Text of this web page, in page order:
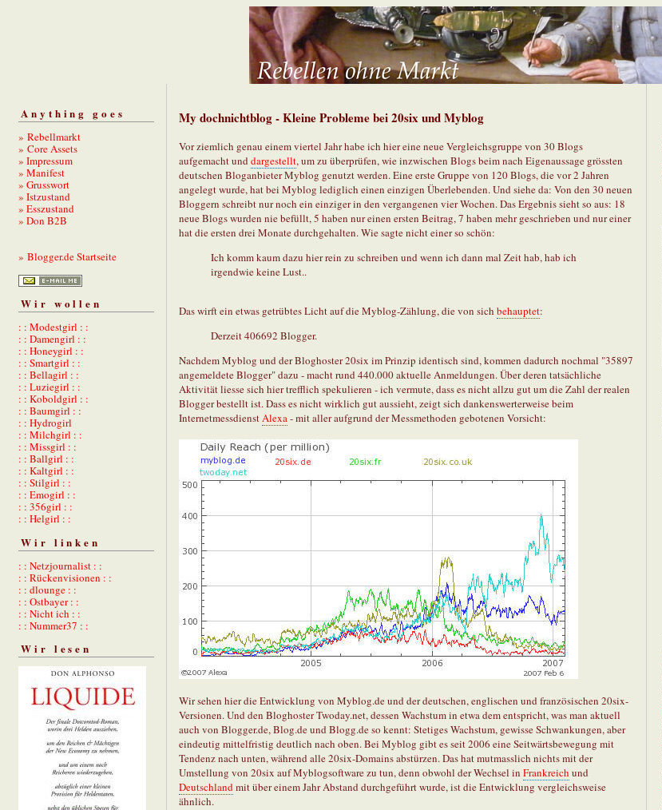
Anything goes
» Rebellmarkt
» Core Assets
» Impressum
» Manifest
» Grusswort
» Istzustand
» Esszustand
» Don B2B
» Blogger.de Startseite
Wir wollen
: : Modestgirl : :
: : Damengirl : :
: : Honeygirl : :
: : Smartgirl : :
: : Bellagirl : :
: : Luziegirl : :
: : Koboldgirl : :
: : Baumgirl : :
: : Hydrogirl
: : Milchgirl : :
: : Missgirl : :
: : Ballgirl : :
: : Kaltgirl : :
: : Stilgirl : :
: : Emogirl : :
: : 356girl : :
: : Helgirl : :
Wir linken
: : Netzjournalist : :
: : Rückenvisionen : :
: : dlounge : :
: : Ostbayer : :
: : Nicht ich : :
: : Nummer37 : :
Wir lesen
My dochnichtblog - Kleine Probleme bei 20six und Myblog
Vor ziemlich genau einem viertel Jahr habe ich hier eine neue Vergleichsgruppe von 30 Blogs
aufgemacht unddargestellt, um zu überprüfen, wie inzwischen Blogs beim nach Eigenaussage grössten
deutschen Bloganbieter Myblog genutzt werden. Eine erste Gruppe von 120 Blogs, die vor 2 Jahren
angelegt wurde, hat bei Myblog lediglich einen einzigen Überlebenden. Und siehe da: Von den 30 neuen
Bloggern schreibt nur noch ein einziger in den vergangenen vier Wochen. Das Ergebnis sieht so aus: 18
neue Blogs wurden nie befüllt, 5 haben nur einen ersten Beitrag, 7 haben mehr geschrieben und nur einer
hat die ersten drei Monate durchgehalten. Wie sagte nicht einer so schön:
Ich komm kaum dazu hier rein zu schreiben und wenn ich dann mal Zeit hab, hab ich
irgendwie keine Lust..
Das wirft ein etwas getrübtes Licht auf die Myblog-Zählung, die von sich behauptet:
Derzeit 406692 Blogger.
Nachdem Myblog und der Bloghoster 20six im Prinzip identisch sind, kommen dadurch nochmal "35897
angemeldete Blogger" dazu - macht rund 440.000 aktuelle Anmeldungen. Über deren tatsächliche
Aktivität liesse sich hier trefflich spekulieren - ich vermute, dass es nicht allzu gut um die Zahl der realen
Blogger bestellt ist. Dass es nicht wirklich gut aussieht, zeigt sich dankenswerterweise beim
InternetmessdienstAlexa- mit aller aufgrund der Messmethoden gebotenen Vorsicht:
Wir sehen hier die Entwicklung von Myblog.de und der deutschen, englischen und französischen 20six-
Versionen. Und den Bloghoster Twoday.net, dessen Wachstum in etwa dem entspricht, was man aktuell
auch von Blogger.de, Blog.de und Blogg.de so kennt: Stetiges Wachstum, gewisse Schwankungen, aber
eindeutig mittelfristig deutlich nach oben. Bei Myblog gibt es seit 2006 eine Seitwärtsbewegung mit
Tendenz nach unten, während alle 20six-Domains abstürzen. Das hat mutmasslich nichts mit der
Umstellung von 20six auf Myblogsoftware zu tun, denn obwohl der Wechsel in Frankreich und
Deutschlandmit über einem Jahr Abstand durchgeführt wurde, ist die Entwicklung vergleichsweise
ähnlich.